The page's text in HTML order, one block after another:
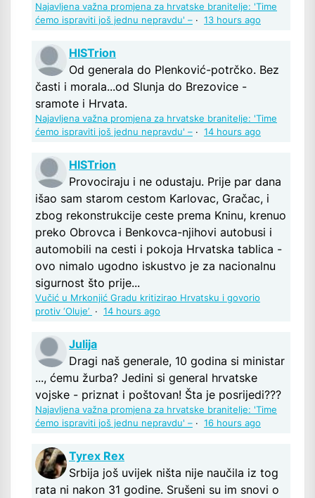
Najavljena važna promjena za hrvatske branitelje: 'Time
ćemo ispraviti još jednu nepravdu' – · 13 hours ago
HISTrion
Od generala do Plenković-potrčko. Bez
časti i morala...od Slunja do Brezovice -
sramote i Hrvata.
Najavljena važna promjena za hrvatske branitelje: 'Time
ćemo ispraviti još jednu nepravdu' – · 14 hours ago
HISTrion
Provociraju i ne odustaju. Prije par dana
išao sam starom cestom Karlovac, Gračac, i
zbog rekonstrukcije ceste prema Kninu, krenuo
preko Obrovca i Benkovca-njihovi autobusi i
automobili na cesti i pokoja Hrvatska tablica -
ovo nimalo ugodno iskustvo je za nacionalnu
sigurnost što prije...
Vučić u Mrkonjić Gradu kritizirao Hrvatsku i govorio
protiv ‘Oluje’ · 14 hours ago
Julija
Dragi naš generale, 10 godina si ministar
..., ćemu žurba? Jedini si general hrvatske
vojske - priznat i poštovan! Šta je posrijedi???
Najavljena važna promjena za hrvatske branitelje: 'Time
ćemo ispraviti još jednu nepravdu' – · 16 hours ago
Tyrex Rex
Srbija još uvijek ništa nije naučila iz tog
rata ni nakon 31 godine. Srušeni su im snovi o